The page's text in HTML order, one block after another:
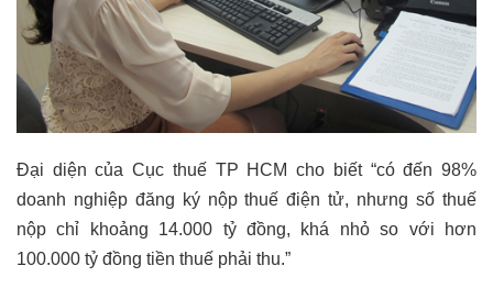
Đại diện của Cục thuế TP HCM cho biết “có đến 98%
doanh nghiệp đăng ký nộp thuế điện tử, nhưng số thuế
nộp chỉ khoảng 14.000 tỷ đồng, khá nhỏ so với hơn
100.000 tỷ đồng tiền thuế phải thu.”